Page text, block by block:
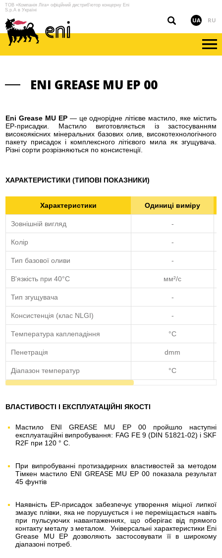
ТОВ «Компанія Ліга» офіційний дистриб'ютор концерну Eni
S.p.A в Україні
UA RU
ENI GREASE MU EP 00
Eni Grease MU EP— це однорідне літієве мастило, яке містить
EP-присадки. Мастило виготовляється із застосуванням
високоякісних мінеральних базових олив, високотехнологічного
пакету присадок і комплексного літієвого мила як згущувача.
Різні сорти розрізняються по консистенції.
ХАРАКТЕРИСТИКИ (ТИПОВІ ПОКАЗНИКИ)
Характеристики Одиниці виміру
Зовнішній вигляд -
Колір -
Тип базової оливи -
В'язкість при 40°C мм²/с
Тип згущувача -
Консистенція (клас NLGI) -
Температура каплепадіння °C
Пенетрація dmm
Діапазон температур °C
ВЛАСТИВОСТІ І ЕКСПЛУАТАЦІЙНІ ЯКОСТІ
Мастило ENI GREASE MU EP 00 пройшло наступні
експлуатаційні випробування: FAG FE 9 (DIN 51821-02) і SKF
R2F при 120 ° C.
При випробуванні протизадирних властивостей за методом
Тімкен мастило ENI GREASE MU EP 00 показала результат
45 фунтів
Наявність EP-присадок забезпечує утворення міцної липкої
змазує плівки, яка не порушується і не переміщається навіть
при пульсуючих навантаженнях, що оберігає від прямого
контакту металу з металом. Універсальні характеристики Eni
Grease MU EP дозволяють застосовувати її в широкому
діапазоні потреб.